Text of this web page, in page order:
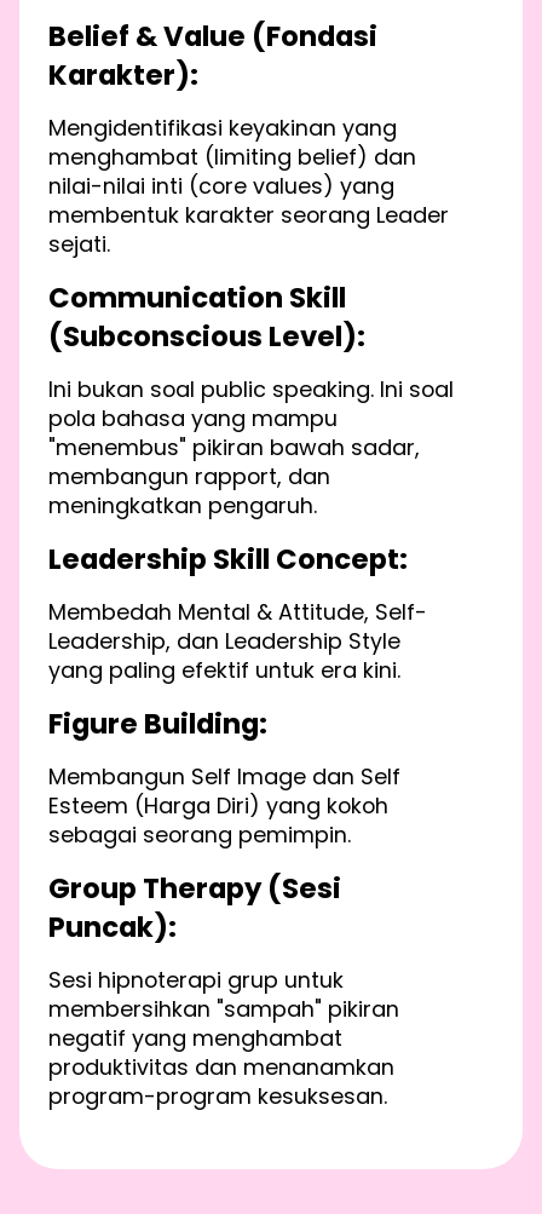
Belief & Value (Fondasi
Karakter):
Mengidentifikasi keyakinan yang
menghambat (limiting belief) dan
nilai-nilai inti (core values) yang
membentuk karakter seorang Leader
sejati.
Communication Skill
(Subconscious Level):
Ini bukan soal public speaking. Ini soal
pola bahasa yang mampu
"menembus" pikiran bawah sadar,
membangun rapport, dan
meningkatkan pengaruh.
Leadership Skill Concept:
Membedah Mental & Attitude, Self-
Leadership, dan Leadership Style
yang paling efektif untuk era kini.
Figure Building:
Membangun Self Image dan Self
Esteem (Harga Diri) yang kokoh
sebagai seorang pemimpin.
Group Therapy (Sesi
Puncak):
Sesi hipnoterapi grup untuk
membersihkan "sampah" pikiran
negatif yang menghambat
produktivitas dan menanamkan
program-program kesuksesan.